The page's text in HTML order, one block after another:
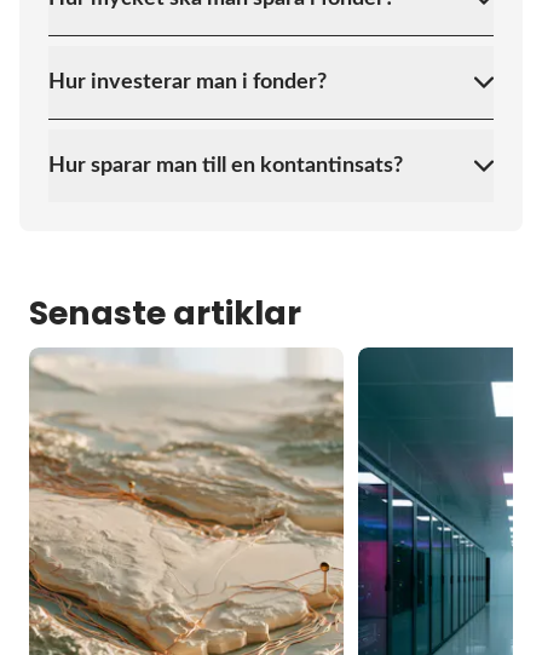
Hur investerar man i fonder?
Hur sparar man till en kontantinsats?
Senaste artiklar